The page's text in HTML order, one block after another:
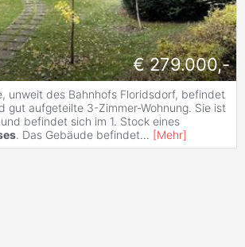
€ 279.000,-
unweit des Bahnhofs Floridsdorf, befindet
gut aufgeteilte 3-Zimmer-Wohnung. Sie ist
befindet sich im 1. Stock eines
. Das Gebäude befindet... [Mehr]